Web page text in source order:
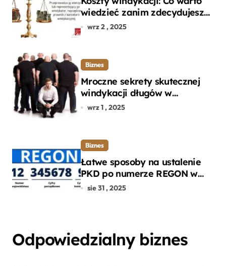
wiedzieć zanim zdecydujesz
się na odzyskanie długu?
wrz 2 , 2025
Biznes
Mroczne sekrety skutecznej
windykacji długów w
departamencie windykacji
wrz 1 , 2025
Biznes
Łatwe sposoby na ustalenie
PKD po numerze REGON w
kilku prostych krokach
sie 31 , 2025
Odpowiedzialny biznes